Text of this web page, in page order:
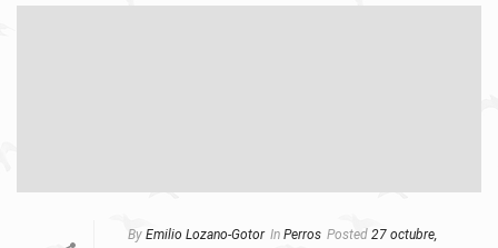
By Emilio Lozano-Gotor In Perros Posted 27 octubre,